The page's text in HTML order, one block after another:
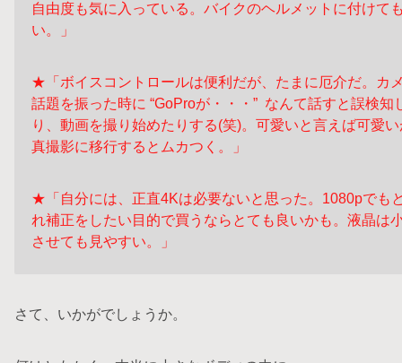
自由度も気に入っている。バイクのヘルメットに付けて
い。」
★「ボイスコントロールは便利だが、たまに厄介だ。カ
話題 を振った時に “GoProが・・・” なんて話すと誤検知
り、動画を撮り始めたりする(笑)。可愛いと言えば可愛
真撮影に移行するとムカつく。」
★「自分には、正直4Kは必要ないと思った。1080pでも
れ補正をしたい目的で買うならとても良いかも。液晶は
させても見やすい。」
さて、いかがでしょうか。